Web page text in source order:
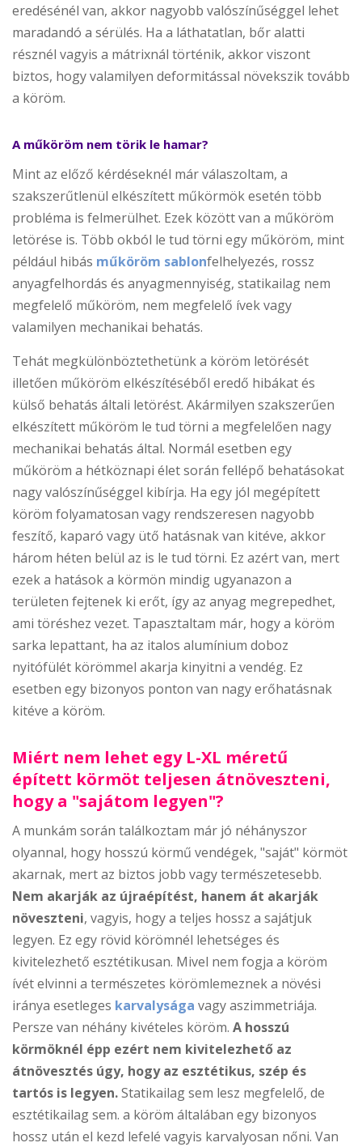
eredésénél van, akkor nagyobb valószínűséggel lehet
maradandó a sérülés. Ha a láthatatlan, bőr alatti
résznél vagyis a mátrixnál történik, akkor viszont
biztos, hogy valamilyen deformitással növekszik tovább
a köröm.
A műköröm nem törik le hamar?
Mint az előző kérdéseknél már válaszoltam, a
szakszerűtlenül elkészített műkörmök esetén több
probléma is felmerülhet. Ezek között van a műköröm
letörése is. Több okból le tud törni egy műköröm, mint
például hibás műköröm sablonfelhelyezés, rossz
anyagfelhordás és anyagmennyiség, statikailag nem
megfelelő műköröm, nem megfelelő ívek vagy
valamilyen mechanikai behatás.
Tehát megkülönböztethetünk a köröm letörését
illetően műköröm elkészítéséből eredő hibákat és
külső behatás általi letörést. Akármilyen szakszerűen
elkészített műköröm le tud törni a megfelelően nagy
mechanikai behatás által. Normál esetben egy
műköröm a hétköznapi élet során fellépő behatásokat
nagy valószínűséggel kibírja. Ha egy jól megépített
köröm folyamatosan vagy rendszeresen nagyobb
feszítő, kaparó vagy ütő hatásnak van kitéve, akkor
három héten belül az is le tud törni. Ez azért van, mert
ezek a hatások a körmön mindig ugyanazon a
területen fejtenek ki erőt, így az anyag megrepedhet,
ami töréshez vezet. Tapasztaltam már, hogy a köröm
sarka lepattant, ha az italos alumínium doboz
nyitófülét körömmel akarja kinyitni a vendég. Ez
esetben egy bizonyos ponton van nagy erőhatásnak
kitéve a köröm.
Miért nem lehet egy L-XL méretű
épített körmöt teljesen átnöveszteni,
hogy a "sajátom legyen"?
A munkám során találkoztam már jó néhányszor
olyannal, hogy hosszú körmű vendégek, "saját" körmöt
akarnak, mert az biztos jobb vagy természetesebb.
Nem akarják az újraépítést, hanem át akarják
növeszteni, vagyis, hogy a teljes hossz a sajátjuk
legyen. Ez egy rövid körömnél lehetséges és
kivitelezhető esztétikusan. Mivel nem fogja a köröm
ívét elvinni a természetes körömlemeznek a növési
iránya esetleges karvalysága vagy aszimmetriája.
Persze van néhány kivételes köröm. A hosszú
körmöknél épp ezért nem kivitelezhető az
átnövesztés úgy, hogy az esztétikus, szép és
tartós is legyen.Statikailag sem lesz megfelelő, de
esztétikailag sem. a köröm általában egy bizonyos
hossz után el kezd lefelé vagyis karvalyosan nőni. Van